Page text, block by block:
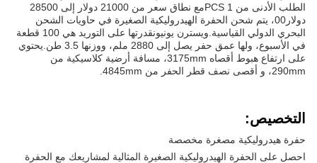
الطلب الأدنى من 1 PCSمع نطاق سعر من 21000 دولار إلى 28500
دولار00، يتم شحن الحفرة الهيدروليكية الصغيرة في حاويات الشحن
البحري الدولي القياسية.ويسترن يونيونقدرتها على التوريد هي 100 قطعة
في الأسبوع، ولها عمق حفر يصل إلى 2880 ملم، ووزنها 3.5 طن.يحتوي
على ارتفاع هبوط أقصاه 3175mm، مسافة أرضية كلاسيكية من
290mm، و أقصى نصف قطر الحفر من 4845mm.
التخصيص:
حفرة هيدروليكية مصغرة مخصصة
احصل على الحفرة الهيدروليكية الصغيرة المثالية لمشاريعك مع الحفرة